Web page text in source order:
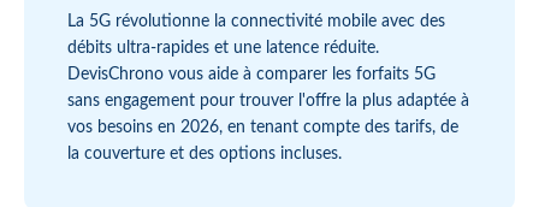
La 5G révolutionne la connectivité mobile avec des
débits ultra-rapides et une latence réduite.
DevisChrono vous aide à comparer les forfaits 5G
sans engagement pour trouver l'offre la plus adaptée à
vos besoins en 2026, en tenant compte des tarifs, de
la couverture et des options incluses.